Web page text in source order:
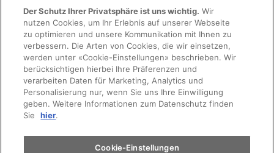
Der Schutz Ihrer Privatsphäre ist uns wichtig. Wir
nutzen Cookies, um Ihr Erlebnis auf unserer Webseite
zu optimieren und unsere Kommunikation mit Ihnen zu
verbessern. Die Arten von Cookies, die wir einsetzen,
werden unter «Cookie-Einstellungen» beschrieben. Wir
berücksichtigen hierbei Ihre Präferenzen und
verarbeiten Daten für Marketing, Analytics und
Personalisierung nur, wenn Sie uns Ihre Einwilligung
geben. Weitere Informationen zum Datenschutz finden
Sie
hier.
Cookie-Einstellungen